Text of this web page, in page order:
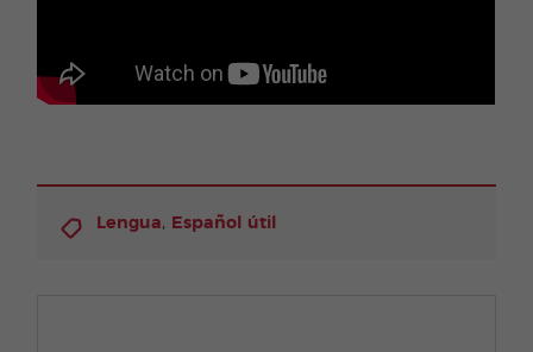
Lengua, Español útil